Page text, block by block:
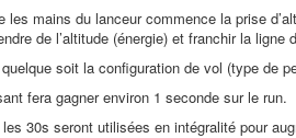
les mains du lanceur commence la prise
de l’altitude (énergie) et franchir la ligne
soit la configuration de vol (type de
fera gagner environ 1 seconde sur le run.
les 30s seront utilisées en intégralité pour